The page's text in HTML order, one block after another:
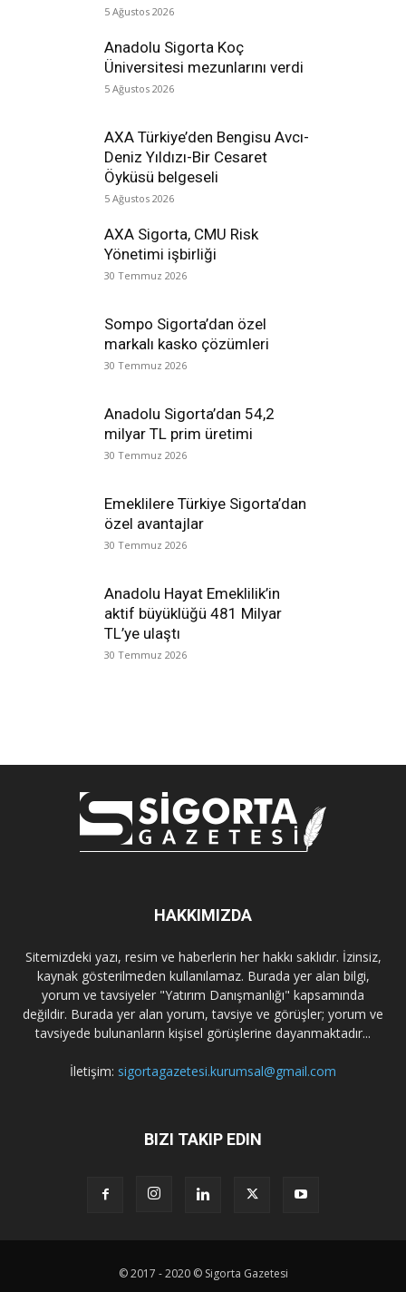
5 Ağustos 2026
Anadolu Sigorta Koç
Üniversitesi mezunlarını verdi
5 Ağustos 2026
AXA Türkiye’den Bengisu Avcı-
Deniz Yıldızı-Bir Cesaret
Öyküsü belgeseli
5 Ağustos 2026
AXA Sigorta, CMU Risk
Yönetimi işbirliği
30 Temmuz 2026
Sompo Sigorta’dan özel
markalı kasko çözümleri
30 Temmuz 2026
Anadolu Sigorta’dan 54,2
milyar TL prim üretimi
30 Temmuz 2026
Emeklilere Türkiye Sigorta’dan
özel avantajlar
30 Temmuz 2026
Anadolu Hayat Emeklilik’in
aktif büyüklüğü 481 Milyar
TL’ye ulaştı
30 Temmuz 2026
HAKKIMIZDA
Sitemizdeki yazı, resim ve haberlerin her hakkı saklıdır. İzinsiz,
kaynak gösterilmeden kullanılamaz. Burada yer alan bilgi,
yorum ve tavsiyeler "Yatırım Danışmanlığı" kapsamında
değildir. Burada yer alan yorum, tavsiye ve görüşler; yorum ve
tavsiyede bulunanların kişisel görüşlerine dayanmaktadır...
İletişim: sigortagazetesi.kurumsal@gmail.com
BIZI TAKIP EDIN
© 2017 - 2020 © Sigorta Gazetesi